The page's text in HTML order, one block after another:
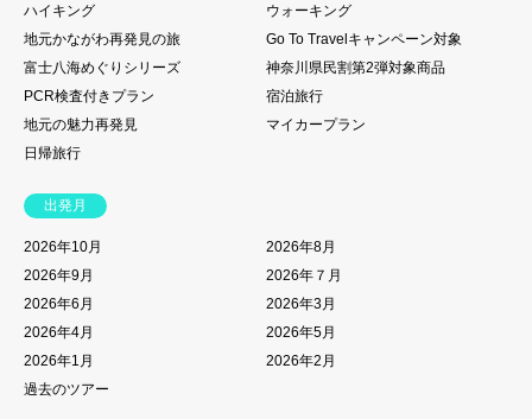
ハイキング
ウォーキング
地元かながわ再発見の旅
Go To Travelキャンペーン対象
富士八海めぐりシリーズ
神奈川県民割第2弾対象商品
PCR検査付きプラン
宿泊旅行
地元の魅力再発見
マイカープラン
日帰旅行
出発月
2026年10月
2026年8月
2026年9月
2026年７月
2026年6月
2026年3月
2026年4月
2026年5月
2026年1月
2026年2月
過去のツアー